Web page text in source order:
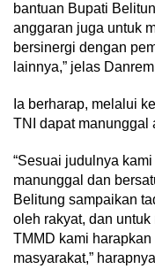
bantuan Bupati
anggaran juga untuk
bersinergi dengan
lainnya,” jelas
Ia berharap, melalui
TNI dapat manunggal
“Sesuai judulnya
manunggal dan
Belitung sampaikan
oleh rakyat, dan
TMMD kami
masyarakat,”